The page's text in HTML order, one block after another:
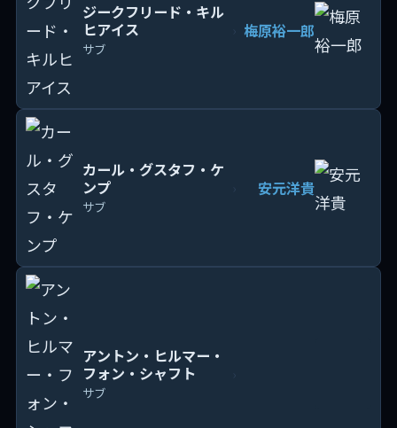
ジークフリード・キル
ヒアイス
サブ
梅原裕一郎
カール・グスタフ・ケ
ンプ
サブ
安元洋貴
アントン・ヒルマー・
フォン・シャフト
サブ